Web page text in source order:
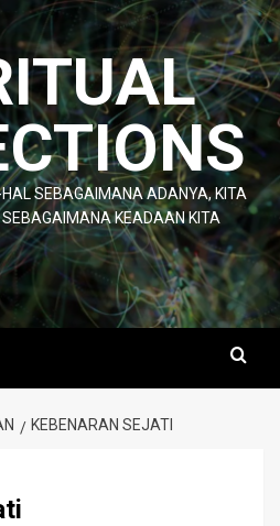
SEBAGAIMANA ADANYA, KITA
KEADAAN KITA
KEBENARAN SEJATI